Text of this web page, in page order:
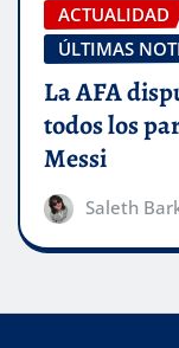
ACTUALIDAD
ÚLTIMAS
La AFA
todos los
Messi
Saleth